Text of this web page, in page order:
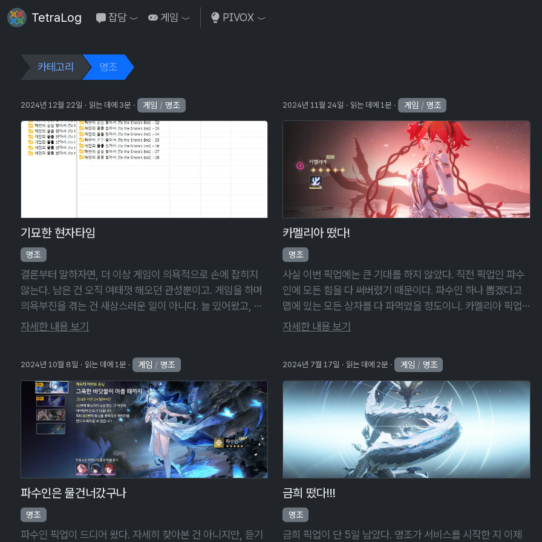
TetraLog 잡담 Toggle Dropdown
게임 Toggle Dropdown
PIVOX Toggle Dropdown
카테고리 명조
2024년 12월 22일 읽는 데에 3분 게임 / 명조
기묘한 현자타임
명조
결론부터 말하자면, 더 이상 게임이 의욕적으로 손에 잡히지
않는다. 남은 건 오직 여태껏 해오던 관성뿐이고. 게임을 하며
의욕부진을 겪는 건 새삼스러운 일이 아니다. 늘 있어왔고, 앞
으로도 그럴 테니까. 하지만 게임을 하고 싶지 않다고 느끼는
자세한 내용 보기
2024년 11월 24일 읽는 데에 1분 게임 / 명조
카멜리아 떴다!
명조
사실 이번 픽업에는 큰 기대를 하지 않았다. 직전 픽업인 파수
인에 모든 힘을 다 써버렸기 때문이다. 파수인 하나 뽑겠다고
맵에 있는 모든 상자를 다 파먹었을 정도이니. 카멜리아 픽업
을 시도한 이유도 '있으면 좋을 것 같다' 정도였다. 금희나 파수
자세한 내용 보기
2024년 10월 8일 읽는 데에 1분 게임 / 명조
파수인은 물건너갔구나
명조
파수인 픽업이 드디어 왔다. 자세히 찾아본 건 아니지만, 듣기
2024년 7월 17일 읽는 데에 2분 게임 / 명조
금희 떴다!!!
명조
금희 픽업이 단 5일 남았다. 명조가 서비스를 시작한 지 이제